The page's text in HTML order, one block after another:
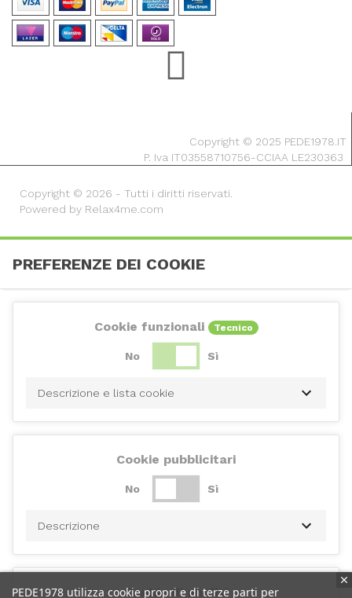
Copyright © 2025 PEDE1978.IT
P. Iva IT03558710756-CCIAA LE230363
Copyright © 2026 - Tutti i diritti riservati.
Powered by Relax4me.com
PEDE1978 utilizza cookie propri e di terze parti per
PREFERENZE DEI COOKIE
Cookie funzionali Tecnico
No Sì
Descrizione e lista cookie
Cookie pubblicitari
No Sì
Descrizione
Cookie di analisi